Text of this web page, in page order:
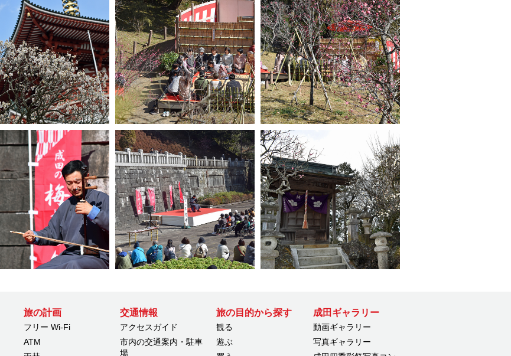
旅の計画
フリー Wi-Fi
ATM
交通情報
アクセスガイド
市内の交通案内・駐車
場
旅の目的から探す
観る
遊ぶ
成田ギャラリー
動画ギャラリー
写真ギャラリー